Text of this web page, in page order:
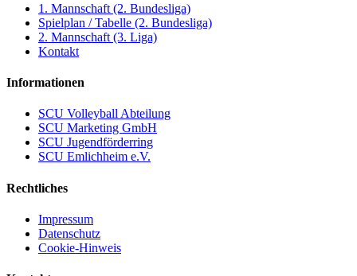
1. Mannschaft (2. Bundesliga)
Spielplan / Tabelle (2. Bundesliga)
2. Mannschaft (3. Liga)
Kontakt
Informationen
SCU Volleyball Abteilung
SCU Marketing GmbH
SCU Jugendförderring
SCU Emlichheim e.V.
Rechtliches
Impressum
Datenschutz
Cookie-Hinweis